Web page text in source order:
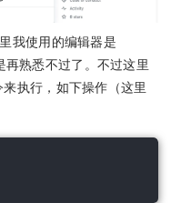
我使用的编辑器是
熟悉不过了。不过这里
执行，如下操作（这里